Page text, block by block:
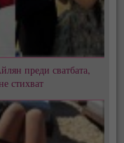
преди сватбата,
стихват